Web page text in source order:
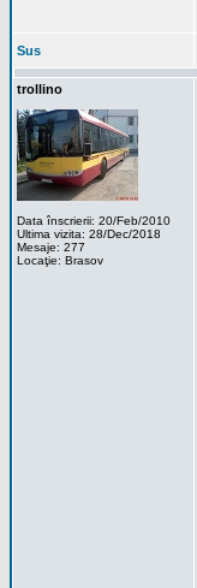
Sus
trollino
Data înscrierii: 20/Feb/2010
Ultima vizita: 28/Dec/2018
Mesaje: 277
Locaţie: Brasov